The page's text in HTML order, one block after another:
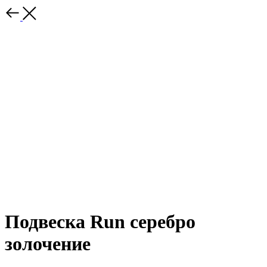
Подвеска Run серебро
золочение